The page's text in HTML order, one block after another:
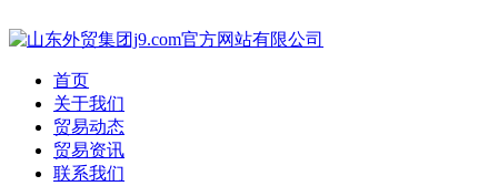
首页
关于我们
贸易动态
贸易资讯
联系我们